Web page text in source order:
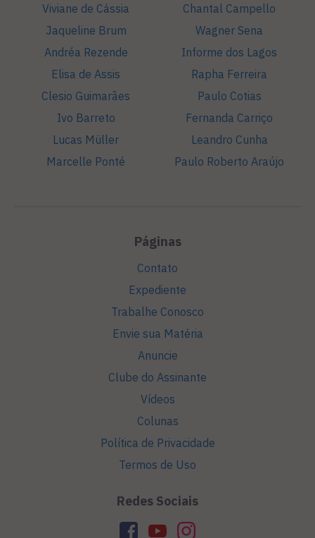
Viviane de Cássia
Jaqueline Brum
Andréa Rezende
Elisa de Assis
Clesio Guimarães
Ivo Barreto
Lucas Müller
Marcelle Ponté
Chantal Campello
Wagner Sena
Informe dos Lagos
Rapha Ferreira
Paulo Cotias
Fernanda Carriço
Leandro Cunha
Paulo Roberto Araújo
Páginas
Contato
Expediente
Trabalhe Conosco
Envie sua Matéria
Anuncie
Clube do Assinante
Vídeos
Colunas
Política de Privacidade
Termos de Uso
Redes Sociais